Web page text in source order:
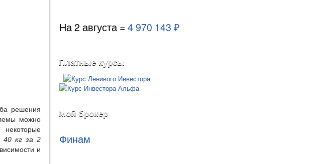
решения
можно
40 кг за 2
и
На 2 августа = 4 970 143 ₽
Платные курсы
Мой брокер
Финам